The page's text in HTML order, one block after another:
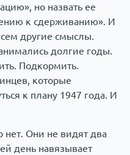
но назвать ее
к сдерживанию». И
другие смыслы.
долгие годы.
Подкормить.
которые
к плану 1947 года. И
нет. Они не видят два
день навязывает